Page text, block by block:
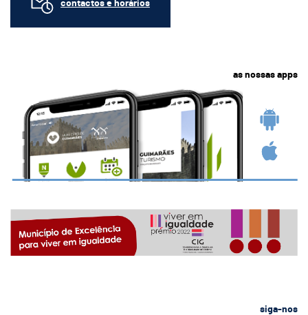
contactos e horários
as nossas apps
siga-nos